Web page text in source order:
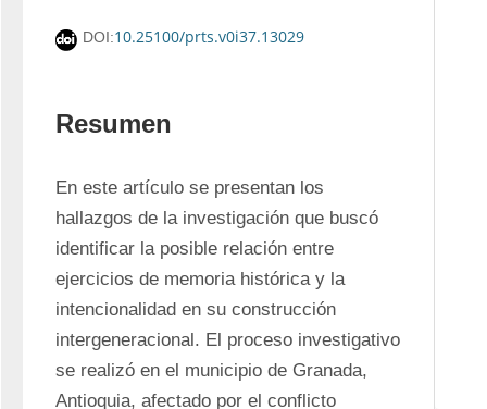
DOI:10.25100/prts.v0i37.13029
Resumen
En este artículo se presentan los
hallazgos de la investigación que buscó
identificar la posible relación entre
ejercicios de memoria histórica y la
intencionalidad en su construcción
intergeneracional. El proceso investigativo
se realizó en el municipio de Granada,
Antioquia, afectado por el conflicto